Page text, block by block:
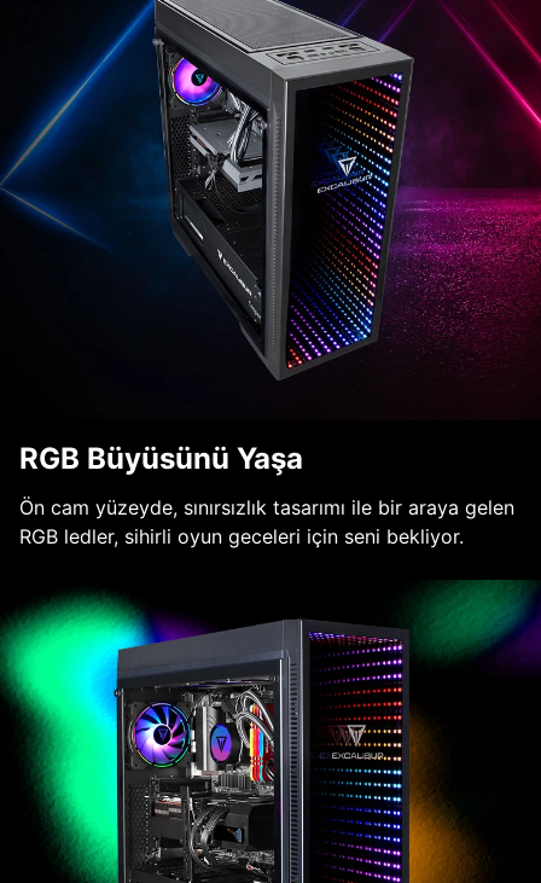
RGB Büyüsünü Yaşa
Ön cam yüzeyde, sınırsızlık tasarımı ile bir araya gelen
RGB ledler, sihirli oyun geceleri için seni bekliyor.